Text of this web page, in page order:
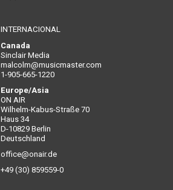
INTERNACIONAL
Canada
Sinclair Media
malcolm@musicmaster.com
1-905-665-1220
Europe/Asia
ON AIR
Wilhelm-Kabus-Straße 70
Haus 34
D-10829 Berlin
Deutschland
office@onair.de
+49 (30) 859559-0